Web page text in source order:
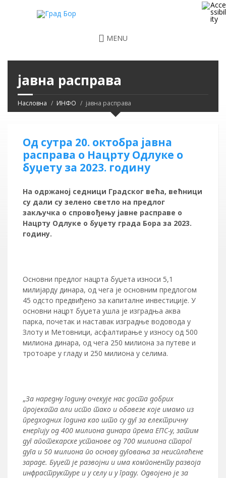
MENU
јавна расправа
Насловна ИНФО јавна расправа
Од сутра 20. октобра јавна
расправа о Нацрту Одлуке о
буџету за 2023. годину
На одржаној седници Градског већа, већници
су дали су зелено светло на предлог
закључка о спровођењу јавне расправе о
Нацрту Одлуке о буџету града Бора за 2023.
годину.
Основни предлог нацрта буџета износи 5,1
милијарду динара, од чега је основним предлогом
45 одсто предвиђено за капиталне инвестиције. У
основни нацрт буџета ушла је изградња аква
парка, почетак и наставак изградње водовода у
Злоту и Метовници, асфалтирање у износу од 500
милиона динара, од чега 250 милиона за путеве и
тротоаре у гладу и 250 милиона у селима.
„За наредну годину очекује нас доста добрих
пројеката али исто тако и обавезе које имамо из
предходних година као што су дуг за електричну
енергију од 400 милиона динара према ЕПС-у, затим
дуг апотекарске установе од 700 милиона старог
дуга и 50 милиона по основу дуговања за неисплаћене
зараде. Буџет је развојни и има компоненту развоја
инфраструктуре и у селу и у граду. Одвојено је за